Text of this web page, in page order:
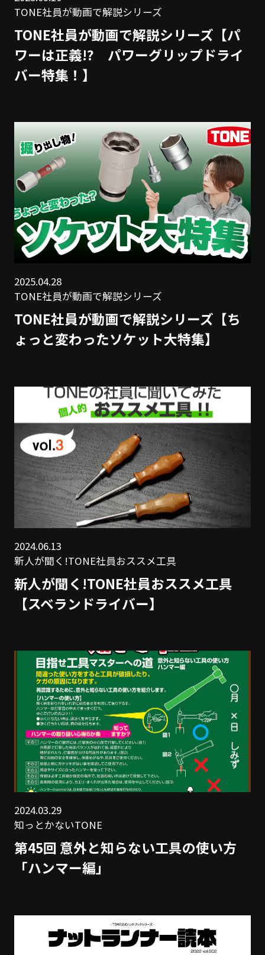
TONE社員が動画で解説シリーズ
TONE社員が動画で解説シリーズ【パ
ワーは正義!? パワーグリップドライ
バー特集！】
2025.04.28
TONE社員が動画で解説シリーズ
TONE社員が動画で解説シリーズ【ち
ょっと変わったソケット大特集】
2024.06.13
新人が聞く!TONE社員おススメ工具
新人が聞く!TONE社員おススメ工具
【スベランドライバー】
2024.03.29
知っとかないTONE
第45回 意外と知らない工具の使い方
「ハンマー編」